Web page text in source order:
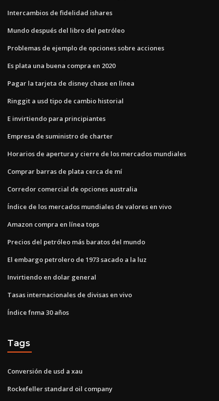
Intercambios de fidelidad ishares
Mundo después del libro del petróleo
Problemas de ejemplo de opciones sobre acciones
Es plata una buena compra en 2020
Pagar la tarjeta de disney chase en línea
Ringgit a usd tipo de cambio historial
E invirtiendo para principiantes
Empresa de suministro de charter
Horarios de apertura y cierre de los mercados mundiales
Comprar barras de plata cerca de mí
Corredor comercial de opciones australia
Índice de los mercados mundiales de valores en vivo
Amazon compra en línea tops
Precios del petróleo más baratos del mundo
El embargo petrolero de 1973 sacado a la luz
Invirtiendo en dolar general
Tasas internacionales de divisas en vivo
Índice fnma 30 años
Tags
Conversión de usd a xau
Rockefeller standard oil company